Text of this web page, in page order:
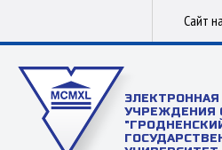
Сайт
УЧРЕЖДЕНИЯ